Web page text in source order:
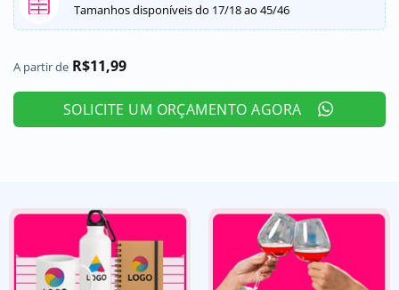
Tamanhos disponíveis do 17/18 ao 45/46
A partir de R$11,99
SOLICITE UM ORÇAMENTO AGORA